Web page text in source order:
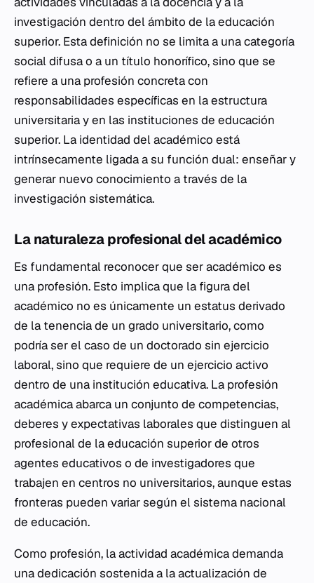
investigación dentro del ámbito de la educación
superior. Esta definición no se limita a una categoría
social difusa o a un título honorífico, sino que se
refiere a una profesión concreta con
responsabilidades específicas en la estructura
universitaria y en las instituciones de educación
superior. La identidad del académico está
intrínsecamente ligada a su función dual: enseñar y
generar nuevo conocimiento a través de la
investigación sistemática.
La naturaleza profesional del académico
Es fundamental reconocer que ser académico es
una profesión. Esto implica que la figura del
académico no es únicamente un estatus derivado
de la tenencia de un grado universitario, como
podría ser el caso de un doctorado sin ejercicio
laboral, sino que requiere de un ejercicio activo
dentro de una institución educativa. La profesión
académica abarca un conjunto de competencias,
deberes y expectativas laborales que distinguen al
profesional de la educación superior de otros
agentes educativos o de investigadores que
trabajen en centros no universitarios, aunque estas
fronteras pueden variar según el sistema nacional
de educación.
Como profesión, la actividad académica demanda
una dedicación sostenida a la actualización de